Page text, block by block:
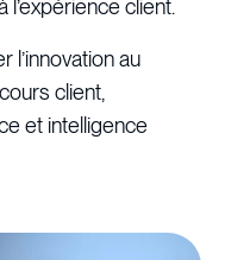
client.
l’innovation au
client,
et intelligence